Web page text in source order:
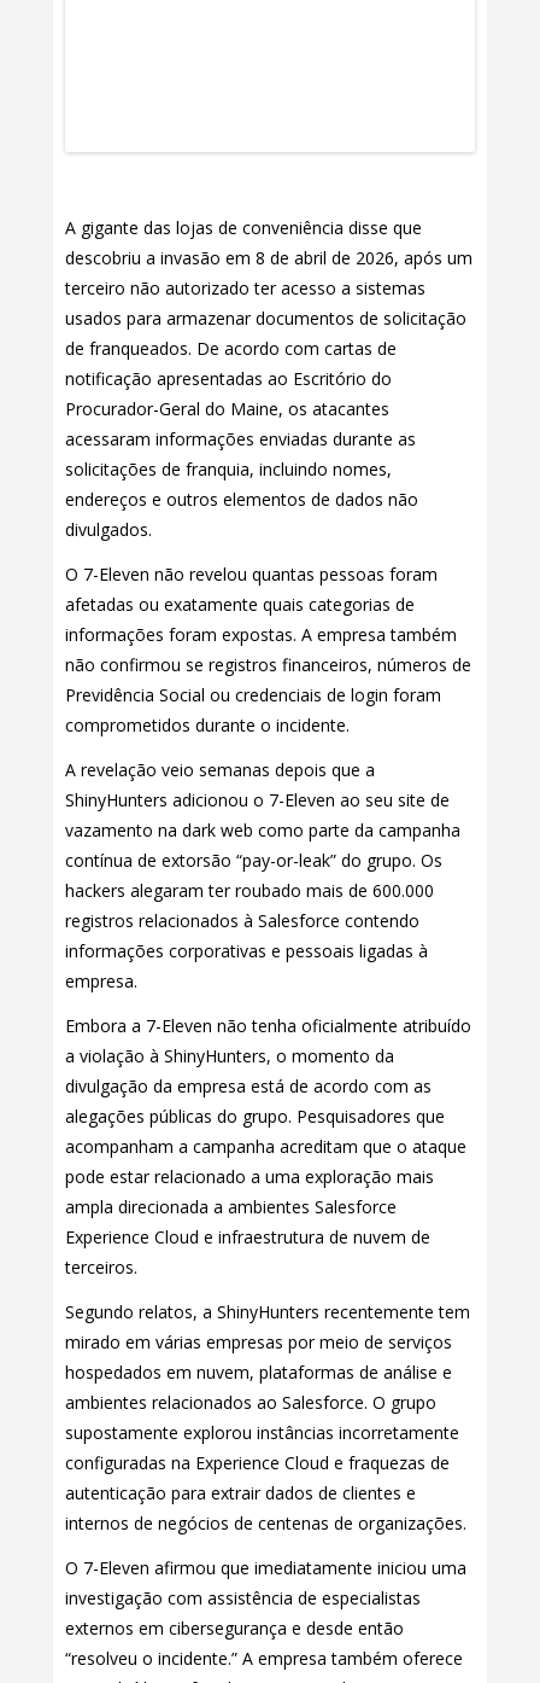
A gigante das lojas de conveniência disse que
descobriu a invasão em 8 de abril de 2026, após um
terceiro não autorizado ter acesso a sistemas
usados para armazenar documentos de solicitação
de franqueados. De acordo com cartas de
notificação apresentadas ao Escritório do
Procurador-Geral do Maine, os atacantes
acessaram informações enviadas durante as
solicitações de franquia, incluindo nomes,
endereços e outros elementos de dados não
divulgados.
O 7-Eleven não revelou quantas pessoas foram
afetadas ou exatamente quais categorias de
informações foram expostas. A empresa também
não confirmou se registros financeiros, números de
Previdência Social ou credenciais de login foram
comprometidos durante o incidente.
A revelação veio semanas depois que a
ShinyHunters adicionou o 7-Eleven ao seu site de
vazamento na dark web como parte da campanha
contínua de extorsão “pay-or-leak” do grupo. Os
hackers alegaram ter roubado mais de 600.000
registros relacionados à Salesforce contendo
informações corporativas e pessoais ligadas à
empresa.
Embora a 7-Eleven não tenha oficialmente atribuído
a violação à ShinyHunters, o momento da
divulgação da empresa está de acordo com as
alegações públicas do grupo. Pesquisadores que
acompanham a campanha acreditam que o ataque
pode estar relacionado a uma exploração mais
ampla direcionada a ambientes Salesforce
Experience Cloud e infraestrutura de nuvem de
terceiros.
Segundo relatos, a ShinyHunters recentemente tem
mirado em várias empresas por meio de serviços
hospedados em nuvem, plataformas de análise e
ambientes relacionados ao Salesforce. O grupo
supostamente explorou instâncias incorretamente
configuradas na Experience Cloud e fraquezas de
autenticação para extrair dados de clientes e
internos de negócios de centenas de organizações.
O 7-Eleven afirmou que imediatamente iniciou uma
investigação com assistência de especialistas
externos em cibersegurança e desde então
“resolveu o incidente.” A empresa também oferece